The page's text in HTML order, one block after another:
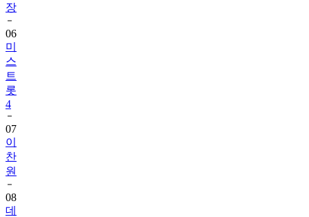
장
06
미
스
트
롯
4
07
이
찬
원
08
데